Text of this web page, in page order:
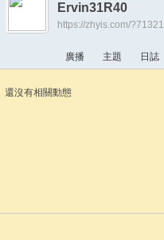
Ervin31R40
https://zhyis.com/?71321
廣播 主題 日誌
還沒有相關動態